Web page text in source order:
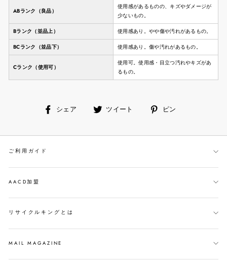
ABランク（良品）
使用感があるものの、キズやダメージが
少ないもの。
Bランク（並品上） 使用感あり。やや傷や汚れがあるもの。
BCランク（並品下） 使用感あり。傷や汚れがあるもの。
Cランク（使用可）
使用可。使用感・目立つ汚れやキズがあ
るもの。
シェア
facebookツイート ピン
ご利用ガイド
AACD加盟
リサイクルキングとは
MAIL MAGAZINE